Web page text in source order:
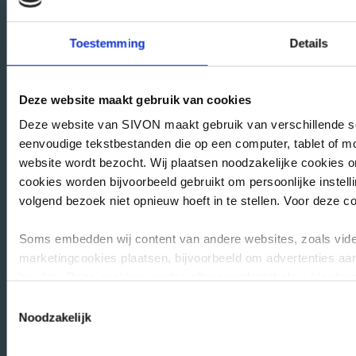
Toestemming Details
Deze website maakt gebruik van cookies
Deze website van SIVON maakt gebruik van verschillende
eenvoudige tekstbestanden die op een computer, tablet of
website wordt bezocht. Wij plaatsen noodzakelijke cookies
cookies worden bijvoorbeeld gebruikt om persoonlijke
volgend bezoek niet opnieuw hoeft in te stellen. Voor deze
Soms embedden wij content van andere websites, zoals
marketingcookies plaatsen, bijvoorbeeld om advertenties
privacyverklaring van de betreffende website in kwestie om
Noodzakelijk
Praktische info
Mijn SIVON
Contact
Zoeken
Contact
info@sivon.nl
079 329 68 00
Meld je nu aan voor de nieuwsbrief